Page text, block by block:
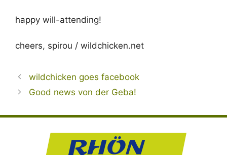
happy will-attending!
cheers, spirou / wildchicken.net
wildchicken goes facebook
Good news von der Geba!